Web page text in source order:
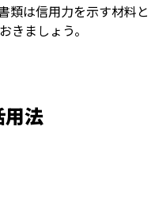
類は信用力を示す材料と
きましょう。
法